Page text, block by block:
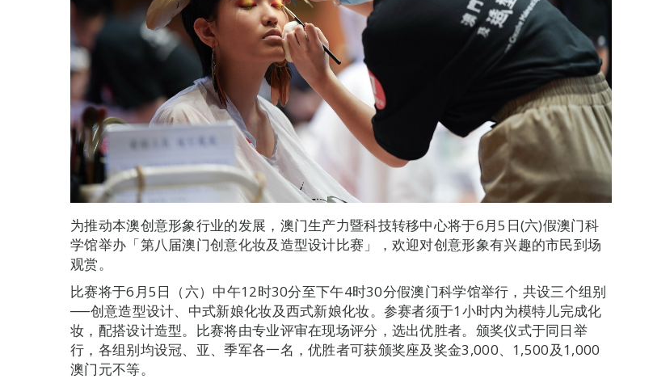
为推动本澳创意形象行业的发展，澳门生产力暨科技转移中心将于6月5日(六)假澳门科
学馆举办「第八届澳门创意化妆及造型设计比赛」，欢迎对创意形象有兴趣的市民到场
观赏。
比赛将于6月5日（六）中午12时30分至下午4时30分假澳门科学馆举行，共设三个组别
──创意造型设计、中式新娘化妆及西式新娘化妆。参赛者须于1小时内为模特儿完成化
妆，配搭设计造型。比赛将由专业评审在现场评分，选出优胜者。颁奖仪式于同日举
行，各组别均设冠、亚、季军各一名，优胜者可获颁奖座及奖金3,000、1,500及1,000
澳门元不等。